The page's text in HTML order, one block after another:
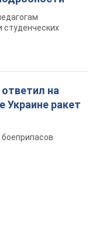
студенческих
на
Украине ракет